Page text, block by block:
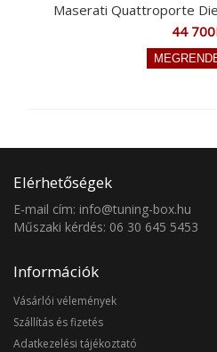
Maserati Quattroporte
44
Elérhetőségek
E-mail cím: info@tuning-box.hu
Műszaki kérdés: 06 30 645 5453
Információk
Vásárlói vélemények
Szállítás és fizetés
Adatkezelési tájékoztató